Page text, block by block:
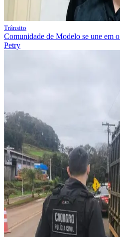
Trânsito
Comunidade de Modelo se une em
Petry